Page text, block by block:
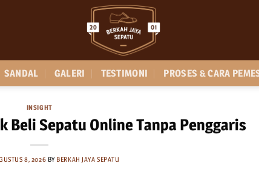
SANDAL GALERI TESTIMONI PROSES & CARA
INSIGHT
Beli Sepatu Online Tanpa Penggaris
8, 2026 BY BERKAH JAYA SEPATU